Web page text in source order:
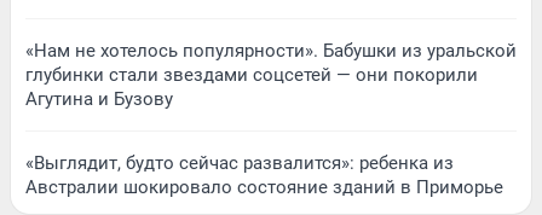
«Нам не хотелось популярности». Бабушки из уральской
глубинки стали звездами соцсетей — они покорили
Агутина и Бузову
«Выглядит, будто сейчас развалится»: ребенка из
Австралии шокировало состояние зданий в Приморье